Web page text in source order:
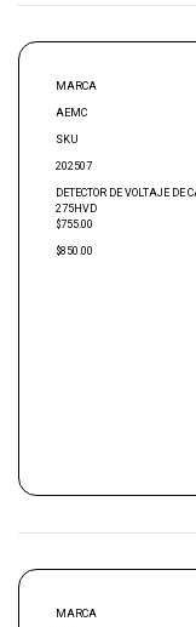
MARCA
AEMC
SKU
202507
DETECTOR DE VOLTAJE DE
275HVD
$755.00
$850.00
MARCA